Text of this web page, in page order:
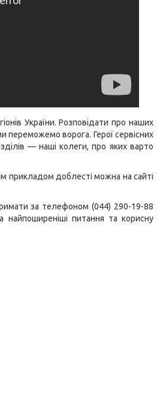
України. Розповідати про наших
переможемо ворога. Герої сервісних
— наші колеги, про яких варто
прикладом доблесті можна на сайті
за телефоном (044) 290-19-88
найпоширеніші питання та корисну